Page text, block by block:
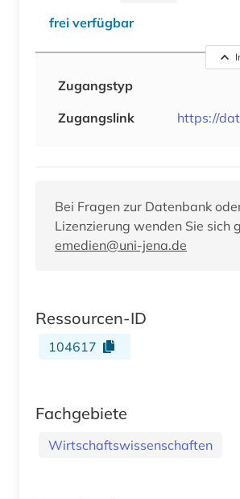
frei verfügbar
Zugangstyp
Zugangslink
https://
Bei Fragen zur Datenbank
Lizenzierung wenden Sie sich
emedien@uni-jena.de
Ressourcen-ID
104617
Fachgebiete
Wirtschaftswissenschaften